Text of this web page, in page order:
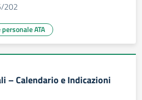
202
ATA
– Calendario e Indicazioni